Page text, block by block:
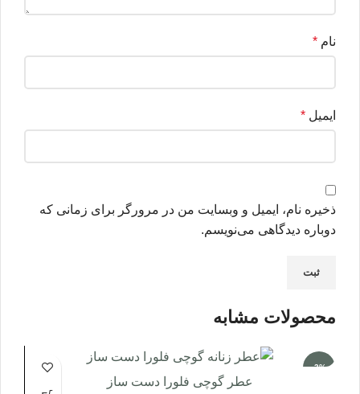
نام *
ایمیل *
ذخیره نام، ایمیل و وبسایت من در مرورگر برای زمانی که
دوباره دیدگاهی می‌نویسم.
محصولات مشابه
-3%
عطر گوچی فلورا دست ساز